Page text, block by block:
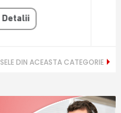
Detalii
DIN ACEASTA CATEGORIE